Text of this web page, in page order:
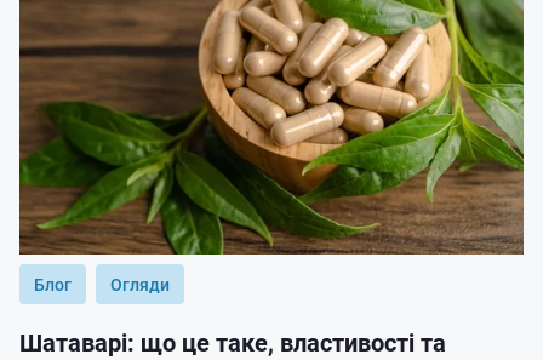
Блог Огляди
Шатаварі: що це таке, властивості та